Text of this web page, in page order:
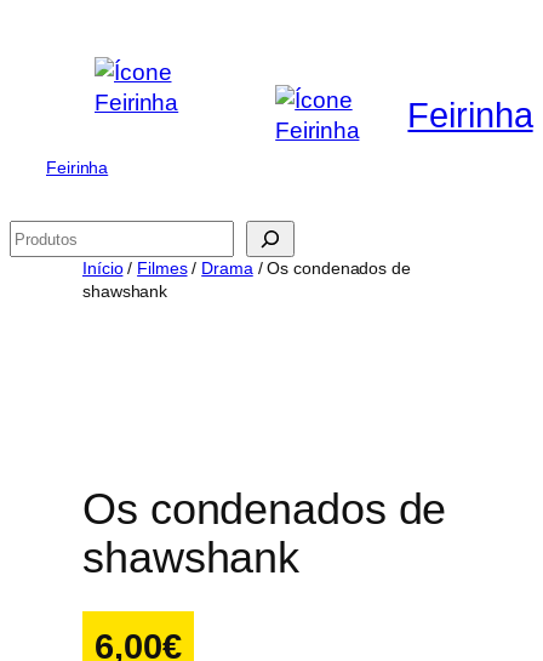
conteúdo
Feirinha
Feirinha
Pesquisar
Início/ Filmes/ Drama / Os condenados de
shawshank
Os condenados de
shawshank
6,00€